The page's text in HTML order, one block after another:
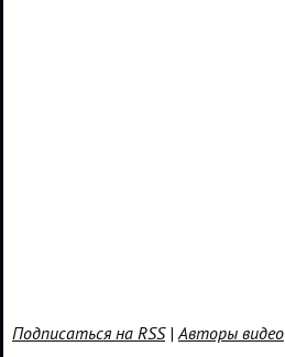
Подписаться на RSS|Авторы видео